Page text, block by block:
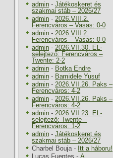
admin - Játékoskeret és
szakmai stáb – 2026/27
admin - 2026.VIII.2.
Ferencváros – Vasas: 0-0
admin - 2026.VIII.2.
Ferencváros – Vasas: 0-0
admin - 2026.VII.30. EL-
selejtező: Ferencváros –
Twente: 2-2
admin - Botka Endre
admin - Bamidele Yusuf
admin - 2026.VII.26. Paks –
Ferencváros: 4-2
admin - 2026.VII.26. Paks –
Ferencváros: 4-2
admin - 2026.VII.23. EL-
selejtező: Twente –
Ferencváros: 1-2
admin - Játékoskeret és
szakmai stáb – 2026/27
Charbel Bouja- Itt a háboru!
Lucas Fuentes - A